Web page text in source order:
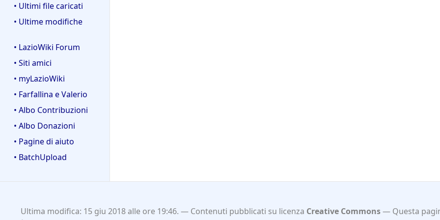
• Ultimi file caricati
• Ultime modifiche
• LazioWiki Forum
• Siti amici
• myLazioWiki
• Farfallina e Valerio
• Albo Contribuzioni
• Albo Donazioni
• Pagine di aiuto
• BatchUpload
Ultima modifica: 15 giu 2018 alle ore 19:46. Contenuti pubblicati su licenza Creative Commons
Questa